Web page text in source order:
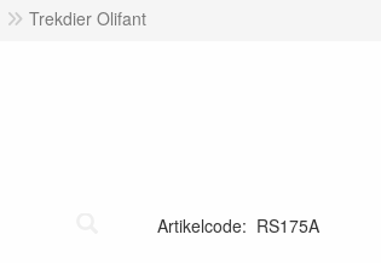
Trekdier Olifant
Artikelcode: RS175A